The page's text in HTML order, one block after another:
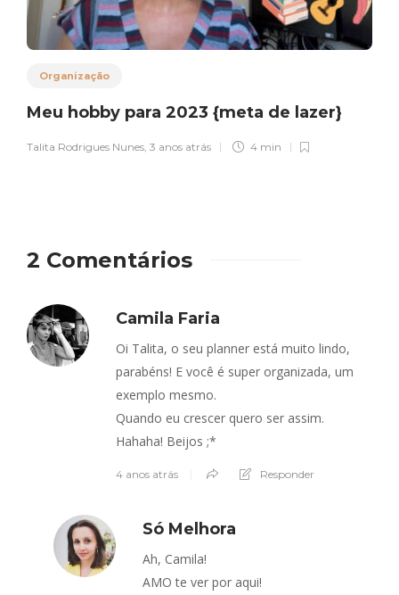
Organização
Meu hobby para 2023 {meta de lazer}
Talita Rodrigues Nunes 3 anos atrás 4 min
2 Comentários
Camila Faria
Oi Talita, o seu planner está muito lindo,
parabéns! E você é super organizada, um
exemplo mesmo.
Quando eu crescer quero ser assim.
Hahaha! Beijos ;*
4 anos atrás Responder
Só Melhora
Ah, Camila!
AMO te ver por aqui!